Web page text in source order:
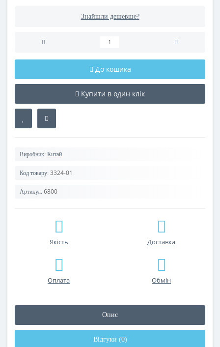
Знайшли дешевше?
До кошика
Купити в один клік
Виробник: Китай
Код товару: 3324-01
Артикул: 6800
Якість Доставка
Оплата Обмін
Опис
Відгуки (0)